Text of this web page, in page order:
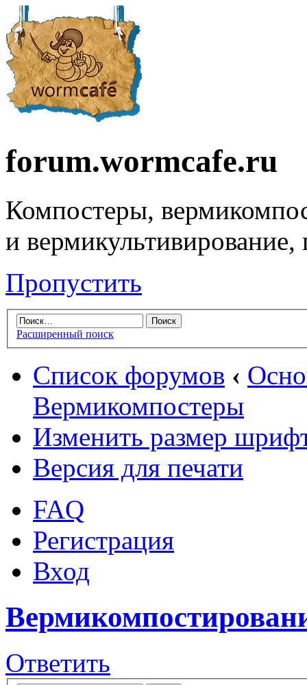
forum.wormcafe.ru
Компостеры,
и
Пропустить
Расширенный поиск
Список форумов ‹
Вермикомпостеры
Изменить размер
Версия для печати
FAQ
Регистрация
Вход
Ответить